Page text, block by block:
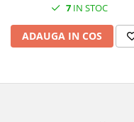
7 IN STOC
ADAUGA IN COS